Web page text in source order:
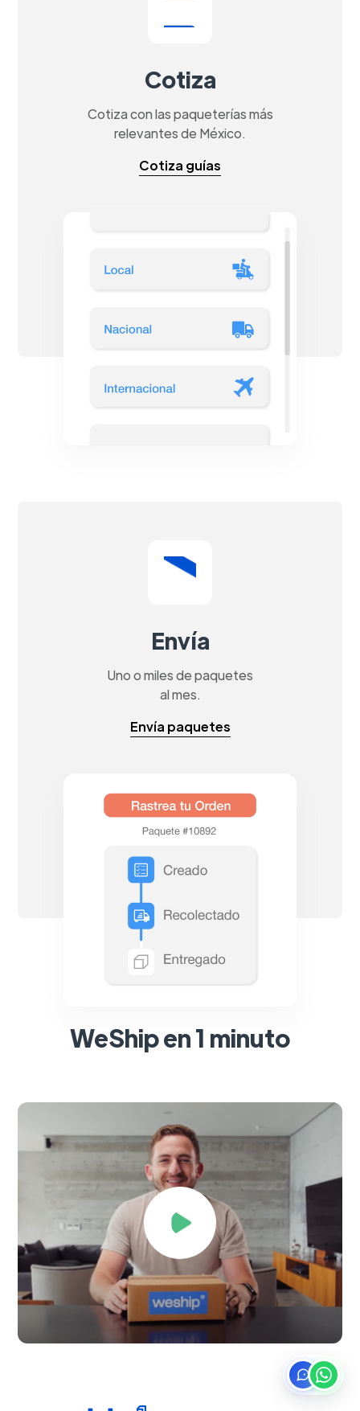
Cotiza
Cotiza con las paqueterías más
relevantes de México.
Cotiza guías
Envía
Uno o miles de paquetes
al mes.
Envía paquetes
WeShip en 1 minuto